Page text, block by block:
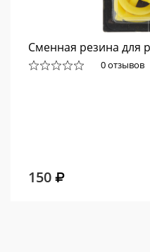
Сменная резина для
0 отзывов
150